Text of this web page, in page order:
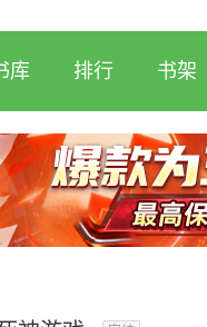
库 排行 书架